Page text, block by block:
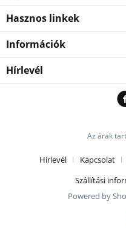
M Kék / Piros
L Kék / Narancs
Hasznos linkek
Információk
Hírlevél
Az árak
Hírlevél Kapcsolat
Szállítási
Powered by